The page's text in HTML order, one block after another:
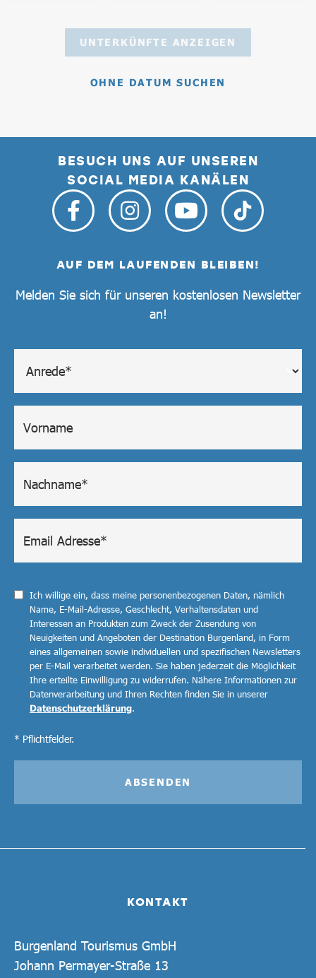
UNTERKÜNFTE ANZEIGEN
OHNE DATUM SUCHEN
BESUCH UNS AUF UNSEREN
SOCIAL MEDIA KANÄLEN
KONTAKT
Burgenland Tourismus GmbH
Johann Permayer-Straße 13
AUF DEM LAUFENDEN BLEIBEN!
Melden Sie sich für unseren kostenlosen Newsletter
an!
Ich willige ein, dass meine personenbezogenen Daten, nämlich
Name, E-Mail-Adresse, Geschlecht, Verhaltensdaten und
Interessen an Produkten zum Zweck der Zusendung von
Neuigkeiten und Angeboten der Destination Burgenland, in Form
eines allgemeinen sowie individuellen und spezifischen Newsletters
per E-Mail verarbeitet werden. Sie haben jederzeit die Möglichkeit
Ihre erteilte Einwilligung zu widerrufen. Nähere Informationen zur
Datenverarbeitung und Ihren Rechten finden Sie in unserer
Datenschutzerklärung.
* Pflichtfelder.
ABSENDEN